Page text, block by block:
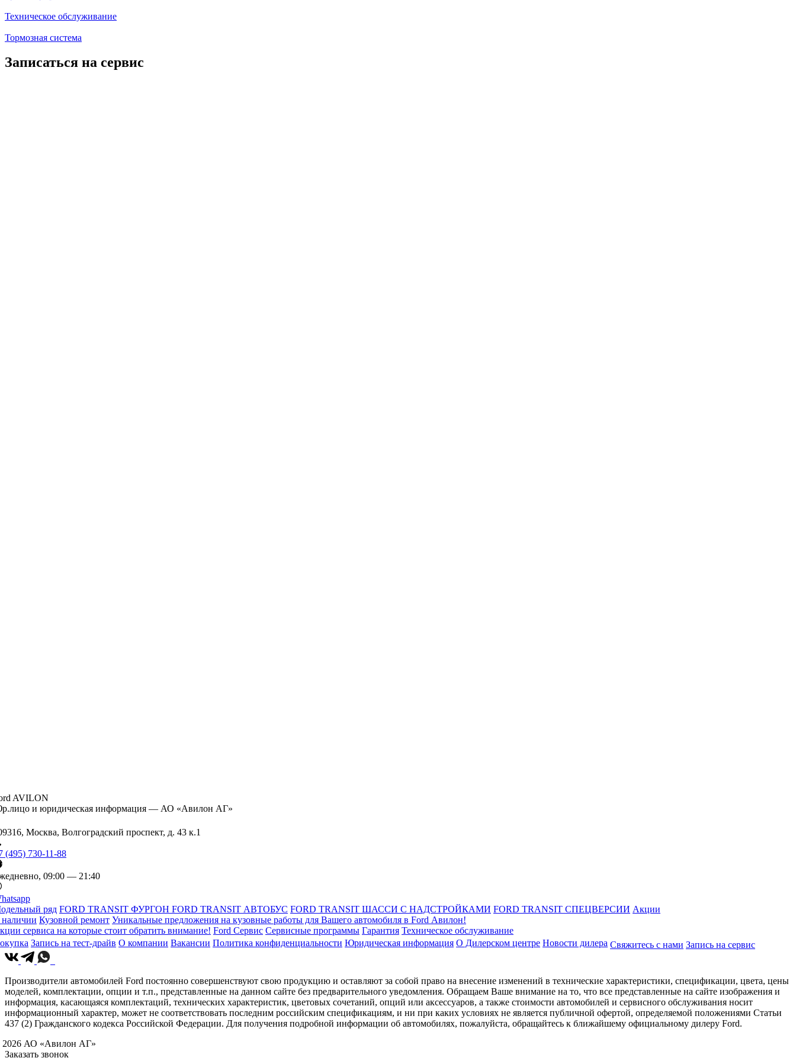
Техническое обслуживание
Тормозная система
Записаться на сервис
AVILON
и юридическая информация — АО «Авилон АГ»
Москва, Волгоградский проспект, д. 43 к.1
(495) 730-11-88
09:00 — 21:40
ряд FORD TRANSIT ФУРГОН FORD TRANSIT АВТОБУС FORD TRANSIT ШАССИ С НАДСТРОЙКАМИ FORD TRANSIT СПЕЦВЕРСИИ Акции
Кузовной ремонт Уникальные предложения на кузовные работы для Вашего автомобиля в Ford Авилон!
сервиса на которые стоит обратить внимание! Ford Сервис Сервисные программы Гарантия Техническое обслуживание
Запись на тест-драйв О компании Вакансии Политика конфиденциальности Юридическая информация О Дилерском центре Новости дилера Свяжитесь с нами Запись на сервис
Производители автомобилей Ford постоянно совершенствуют свою продукцию и оставляют за собой право на внесение изменений в технические характеристики, спецификации, цвета, цены
моделей, комплектации, опции и т.п., представленные на данном сайте без предварительного уведомления. Обращаем Ваше внимание на то, что все представленные на сайте изображения и
информация, касающаяся комплектаций, технических характеристик, цветовых сочетаний, опций или аксессуаров, а также стоимости автомобилей и сервисного обслуживания носит
информационный характер, может не соответствовать последним российским спецификациям, и ни при каких условиях не является публичной офертой, определяемой положениями Статьи
437 (2) Гражданского кодекса Российской Федерации. Для получения подробной информации об автомобилях, пожалуйста, обращайтесь к ближайшему официальному дилеру Ford.
АО «Авилон АГ»
Заказать звонок